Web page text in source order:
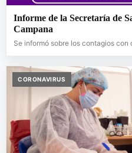
Informe de la Secretaría de
Campana
Se informó sobre los contagios con
CORONAVIRUS